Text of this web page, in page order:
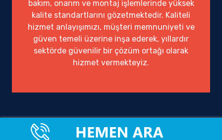
bakım, onarım ve montaj işlemlerinde yüksek
kalite standartlarını gözetmektedir. Kaliteli
hizmet anlayışımızı, müşteri memnuniyeti ve
güven temeli üzerine inşa ederek, yıllardır
sektörde güvenilir bir çözüm ortağı olarak
hizmet vermekteyiz.
Ofisimiz